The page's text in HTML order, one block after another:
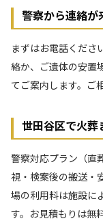
警察から連絡が
まずはお電話くださ
絡か、ご遺体の安置
てご案内します。ご
世田谷区で火葬
警察対応プラン（直
視・検案後の搬送・
場の利用料は施設に
す。お見積もりは無